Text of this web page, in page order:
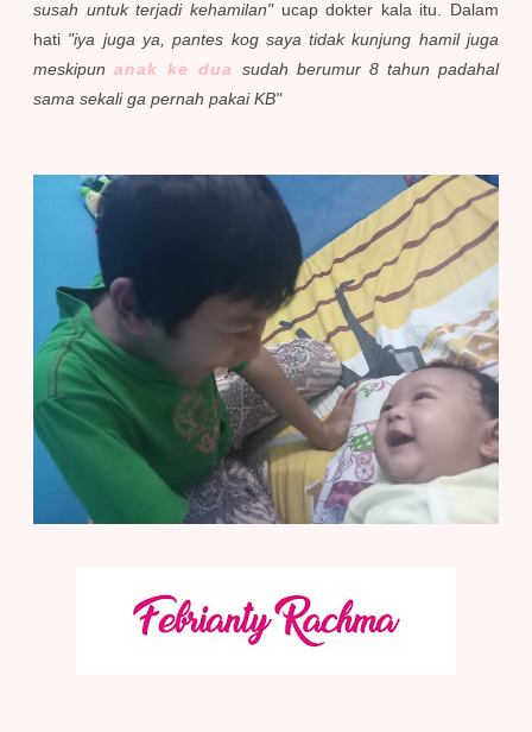
susah untuk terjadi kehamilan" ucap dokter kala itu. Dalam
hati "iya juga ya, pantes kog saya tidak kunjung hamil juga
meskipunanak ke dua
sudah berumur 8 tahun padahal
sama sekali ga pernah pakai KB"